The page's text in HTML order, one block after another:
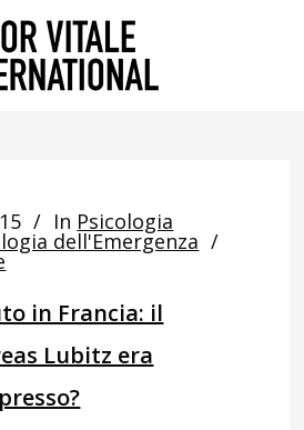
In Psicologia
dell'Emergenza
in Francia: il
Lubitz era